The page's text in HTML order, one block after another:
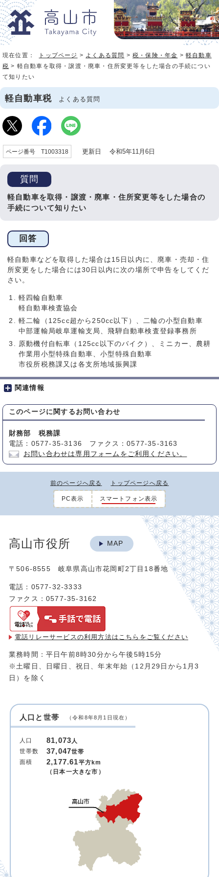
現在位置： トップページ > よくある質問 >税・保険・年金 >軽自動車
税 > 軽自動車を取得・譲渡・廃車・住所変更等をした場合の手続につい
て知りたい
軽自動車税 よくある質問
ページ番号 T1003318 更新日 令和5年11月6日
質問
軽自動車を取得・譲渡・廃車・住所変更等をした場合の
手続について知りたい
回答
軽自動車などを取得した場合は15日以内に、廃車・売却・住
所変更をした場合には30日以内に次の場所で申告をしてくだ
さい。
軽四輪自動車
軽自動車検査協会
軽二輪（125cc超から250cc以下）、二輪の小型自動車
中部運輸局岐阜運輸支局、飛騨自動車検査登録事務所
原動機付自転車（125cc以下のバイク）、ミニカー、農耕
作業用小型特殊自動車、小型特殊自動車
市役所税務課又は各支所地域振興課
関連情報
このページに関する お問い合わせ
財務部 税務課
電話：0577-35-3136 ファクス：0577-35-3163
お問い合わせは専用フォームをご利用ください。
前のページへ戻る トップページへ戻る
PC表示 スマートフォン表示
高山市役所 MAP
〒506-8555 岐阜県高山市花岡町2丁目18番地
電話：0577-32-3333
ファクス：0577-35-3162
電話リレーサービスの利用方法は こちらをご覧ください
業務時間：平日午前8時30分から午後5時15分
※土曜日、日曜日、祝日、年末年始（12月29日から1月3
日）を除く
人口と世帯 （令和8年8月1日現在）
人口 81,073人
世帯数
37,047世帯
面積
2,177.61平方km
（日本一大きな市）